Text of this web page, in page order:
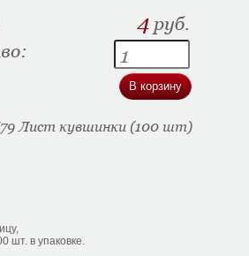
4 руб.
Лист кувшинки (100 шт)
шт. в упаковке.